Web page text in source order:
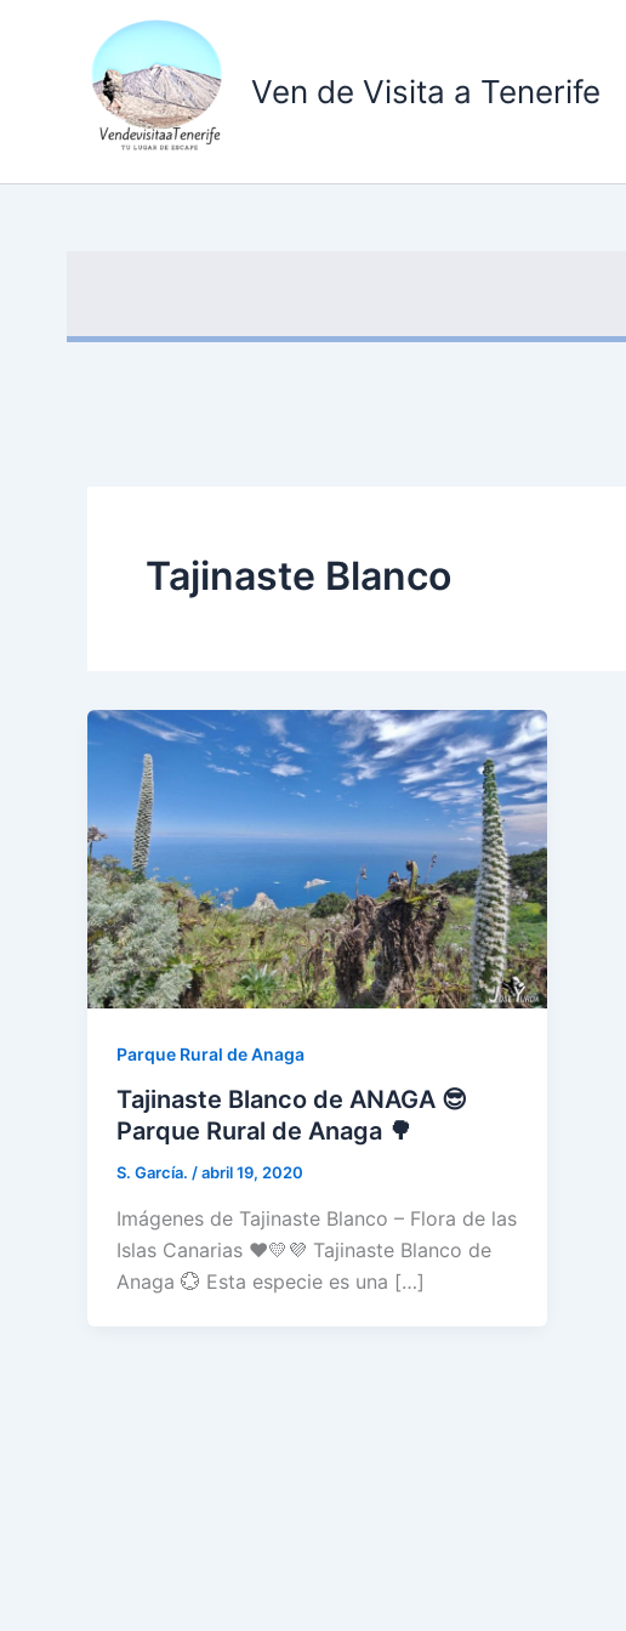
Ven de Visita a Tenerife
Tajinaste Blanco
Parque Rural de Anaga
Tajinaste Blanco de ANAGA 😎
Parque Rural de Anaga 🌳
S. García. /abril 19, 2020
Imágenes de Tajinaste Blanco – Flora de las
Islas Canarias ❤️💛💜 Tajinaste Blanco de
Anaga 💮 Esta especie es una […]